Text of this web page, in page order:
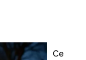
Ce